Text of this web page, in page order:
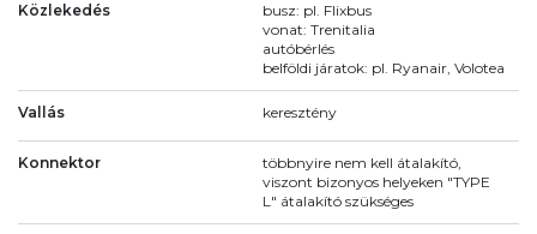
Közlekedés
busz: pl. Flixbus
vonat: Trenitalia
autóbérlés
belföldi járatok: pl. Ryanair, Volotea
Vallás keresztény
Konnektor
többnyire nem kell átalakító,
viszont bizonyos helyeken "TYPE
L" átalakító szükséges